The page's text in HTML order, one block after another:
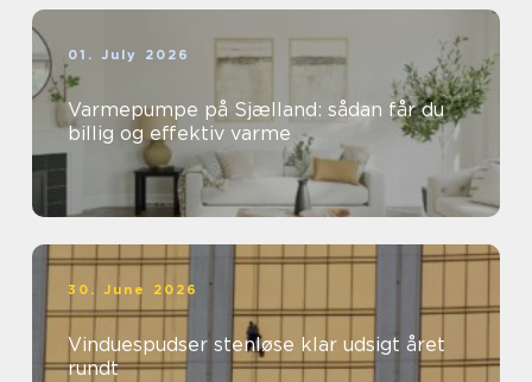
01. July 2026
Varmepumpe på Sjælland: sådan får du
billig og effektiv varme
30. June 2026
Vinduespudser stenløse klar udsigt året
rundt